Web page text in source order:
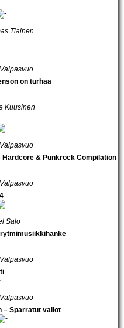
Tiainen
on turhaa
Kuusinen
Hardcore & Punkrock Compilation
Salo
– Sparratut valiot